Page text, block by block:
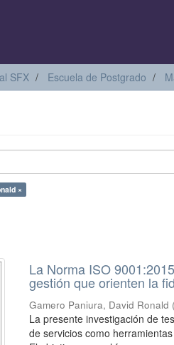
SFX Escuela de Postgrado
×
La Norma ISO
gestión que orienten la
Gamero Paniura, David Ronald (
La presente investigación de
de servicios como